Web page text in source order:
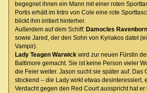
begegnet ihnen ein Mann mit einer roten
Portis erhält im Intro von Cole eine rote
blickt ihm irritiert hinterher.
Außerdem auf dem Schiff: Damocles Ravenborn
sowie Jared, der den Sohn von Kyriakos datet
Vampir).
Lady Teagen Warwickwird zur neuen Fürstin
Baltimore gemacht. Sie ist keine Person vieler
die Feier weiter. Jason sucht sie später auf. Das
stockend – die Lady wirkt etwas desinteressiert,
Verdacht gegen den Red Court ausspricht hat er